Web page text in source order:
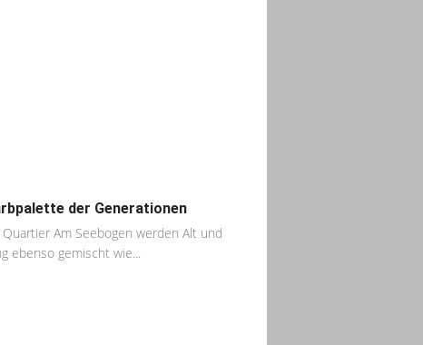
der Generationen
Quartier Am Seebogen werden Alt und
ebenso gemischt wie...